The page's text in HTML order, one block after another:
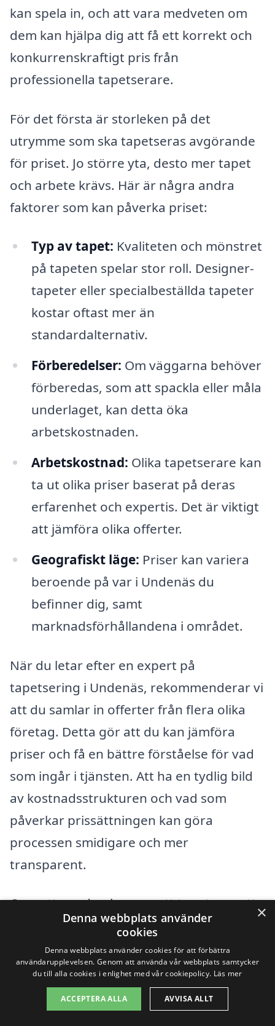
kan spela in, och att vara medveten om
dem kan hjälpa dig att få ett korrekt och
konkurrenskraftigt pris från
professionella tapetserare.
För det första är storleken på det
utrymme som ska tapetseras avgörande
för priset. Jo större yta, desto mer tapet
och arbete krävs. Här är några andra
faktorer som kan påverka priset:
Typ av tapet: Kvaliteten och mönstret
på tapeten spelar stor roll. Designer-
tapeter eller specialbeställda tapeter
kostar oftast mer än
standardalternativ.
Förberedelser: Om väggarna behöver
förberedas, som att spackla eller måla
underlaget, kan detta öka
arbetskostnaden.
Arbetskostnad: Olika tapetserare kan
ta ut olika priser baserat på deras
erfarenhet och expertis. Det är viktigt
att jämföra olika offerter.
Geografiskt läge: Priser kan variera
beroende på var i Undenäs du
befinner dig, samt
marknadsförhållandena i området.
När du letar efter en expert på
tapetsering i Undenäs, rekommenderar vi
att du samlar in offerter från flera olika
företag. Detta gör att du kan jämföra
priser och få en bättre förståelse för vad
som ingår i tjänsten. Att ha en tydlig bild
av kostnadsstrukturen och vad som
påverkar prissättningen kan göra
processen smidigare och mer
transparent.
Oavsett om du planerar att tapetsera ett
helt rum eller bara en accentvägg, kan en
professionell tapetserare hjälpa dig att
förverkliga din vision. Genom att använda
tapetsering-pris.se kan du enkelt få
kontakt med lokala tapetserare och be
×
Denna webbplats använder
cookies
Denna webbplats använder cookies för att förbättra
användarupplevelsen. Genom att använda vår webbplats samtycker
du till alla cookies i enlighet med vår cookiepolicy. Läs mer
ACCEPTERA ALLA AVVISA ALLT